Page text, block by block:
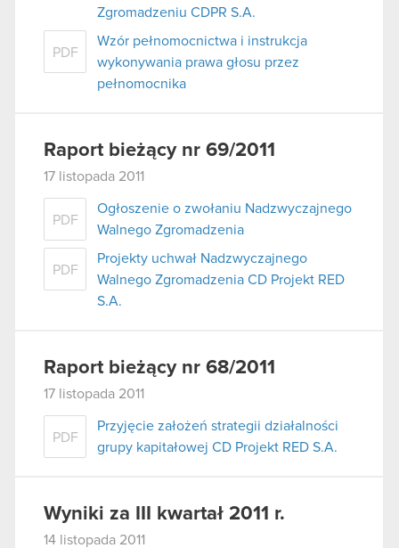
Zgromadzeniu CDPR S.A.
PDF
Wzór pełnomocnictwa i instrukcja
wykonywania prawa głosu przez
pełnomocnika
Raport bieżący nr 69/2011
17 listopada 2011
PDF
Ogłoszenie o zwołaniu Nadzwyczajnego
Walnego Zgromadzenia
PDF
Projekty uchwał Nadzwyczajnego
Walnego Zgromadzenia CD Projekt RED
S.A.
Raport bieżący nr 68/2011
17 listopada 2011
PDF
Przyjęcie założeń strategii działalności
grupy kapitałowej CD Projekt RED S.A.
Wyniki za III kwartał 2011 r.
14 listopada 2011